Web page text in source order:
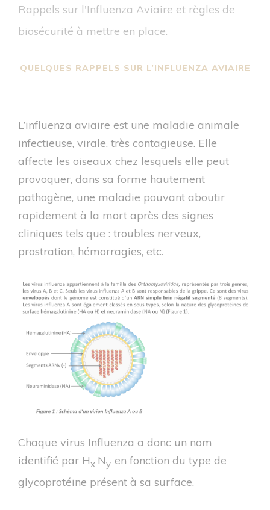
Rappels sur l'Influenza Aviaire et règles de
biosécurité à mettre en place.
QUELQUES RAPPELS SUR L’INFLUENZA AVIAIRE
L’influenza aviaire est une maladie animale
infectieuse, virale, très contagieuse. Elle
affecte les oiseaux chez lesquels elle peut
provoquer, dans sa forme hautement
pathogène, une maladie pouvant aboutir
rapidement à la mort après des signes
cliniques tels que : troubles nerveux,
prostration, hémorragies, etc.
Chaque virus Influenza a donc un nom
identifié par Hx Ny, en fonction du type de
glycoprotéine présent à sa surface.